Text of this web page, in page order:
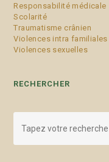
Responsabilité médicale
Scolarité
Traumatisme crânien
Violences intra familiales
Violences sexuelles
RECHERCHER